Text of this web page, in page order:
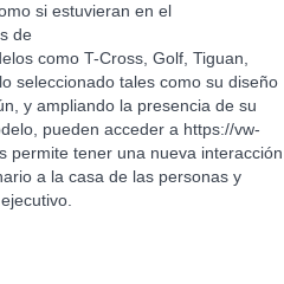
si estuvieran en el
de
como T-Cross, Golf, Tiguan,
seleccionado tales como su diseño
y ampliando la presencia de su
pueden acceder a https://vw-
permite tener una nueva interacción
a la casa de las personas y